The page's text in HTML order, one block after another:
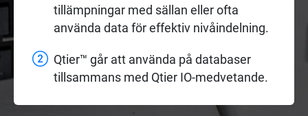
tillämpningar med sällan eller ofta
använda data för effektiv nivåindelning.
Qtier™ går att använda på databaser
tillsammans med Qtier IO-medvetande.